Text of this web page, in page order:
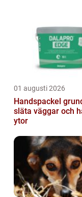
i din gula
01 augusti 2026
Handspackel grunden för
släta väggar och
ytor